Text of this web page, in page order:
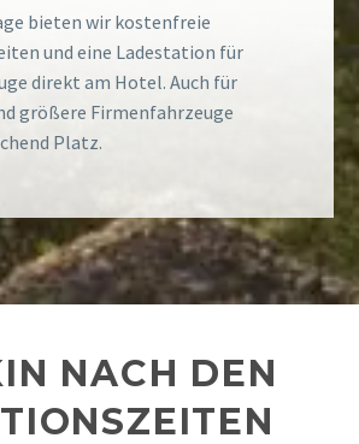
bieten wir kostenfreie
und eine Ladestation für
direkt am Hotel. Auch für
größere Firmenfahrzeuge
Platz.
NACH DEN